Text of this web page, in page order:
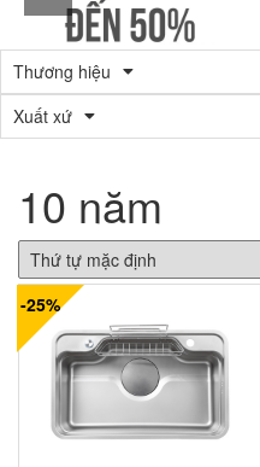
Thương hiệu
Xuất xứ
10 năm
-25%